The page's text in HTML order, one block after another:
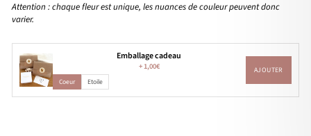
Attention : chaque fleur est unique, les nuances de couleur peuvent donc
varier.
Emballage cadeau
+1,00€
Coeur Etoile
AJOUTER